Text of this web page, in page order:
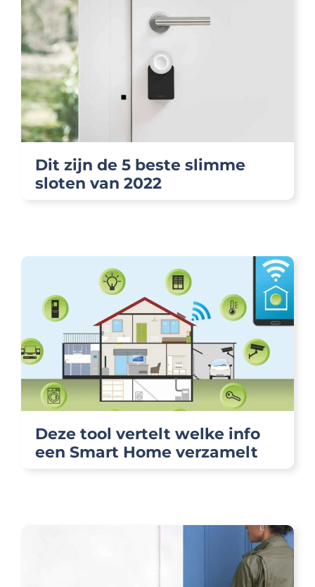
Dit zijn de 5 beste slimme
sloten van 2022
Deze tool vertelt welke info
een Smart Home verzamelt